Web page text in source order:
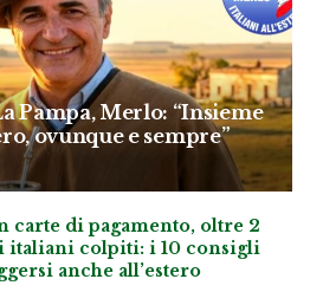
Pampa, Merlo: “Insieme
ovunque e sempre”
carte di pagamento, oltre 2
colpiti: i 10 consigli
anche all’estero